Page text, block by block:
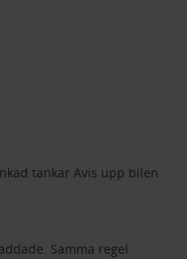
tankar Avis upp bilen
Samma regel